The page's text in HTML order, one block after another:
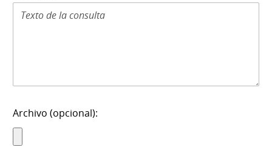
Archivo (opcional):